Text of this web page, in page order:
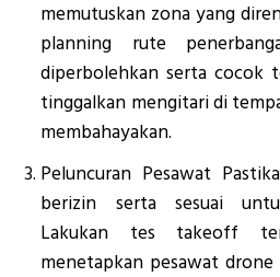
memutuskan zona yang
planning rute
diperbolehkan serta cocok
tinggalkan mengitari di
membahayakan.
Peluncuran Pesawat
berizin serta sesuai
Lakukan tes takeoff
menetapkan pesawat